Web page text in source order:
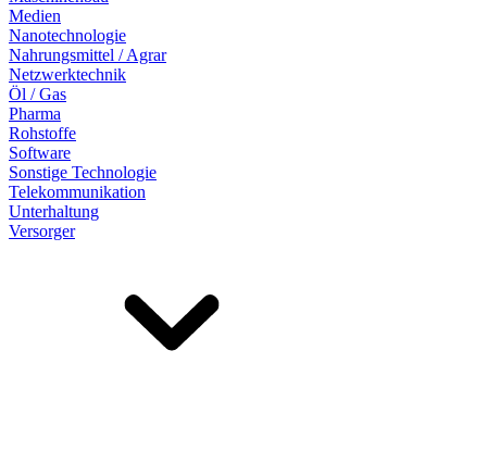
Medien
Nanotechnologie
Nahrungsmittel / Agrar
Netzwerktechnik
Öl / Gas
Pharma
Rohstoffe
Software
Sonstige Technologie
Telekommunikation
Unterhaltung
Versorger